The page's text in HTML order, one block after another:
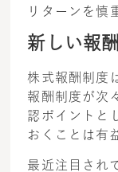
リターンを慎
新しい報
株式報酬制度
報酬制度が次
認ポイントと
おくことは有
最近注目され